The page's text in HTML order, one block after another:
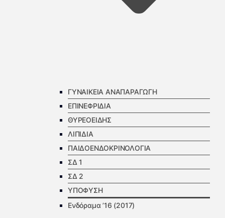
ΓΥΝΑΙΚΕΙΑ ΑΝΑΠΑΡΑΓΩΓΗ
ΕΠΙΝΕΦΡΙΔΙΑ
ΘΥΡΕΟΕΙΔΗΣ
ΛΙΠΙΔΙΑ
ΠΑΙΔΟΕΝΔΟΚΡΙΝΟΛΟΓΙΑ
ΣΔ 1
ΣΔ 2
ΥΠΟΦΥΣΗ
Ενδόραμα ’16 (2017)